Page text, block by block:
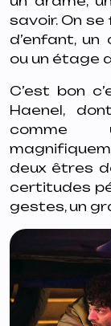
savoir. On
d’enfant,
ou un étage
C’est bon
Haenel,
comme
deux êtres
certitudes
gestes, un